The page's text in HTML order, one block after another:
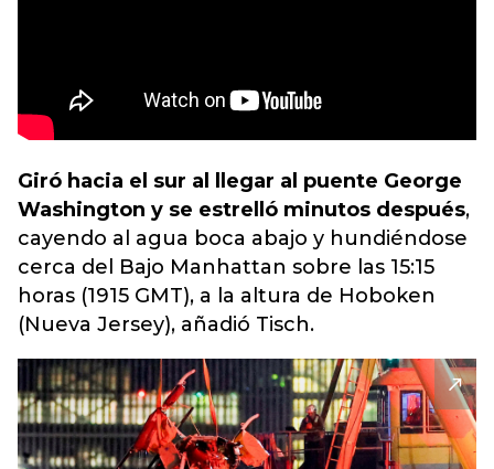
Giró hacia el sur al llegar al puente George
Washington y se estrelló minutos después,
cayendo al agua boca abajo y hundiéndose
cerca del Bajo Manhattan sobre las 15:15
horas (1915 GMT), a la altura de Hoboken
(Nueva Jersey), añadió Tisch.